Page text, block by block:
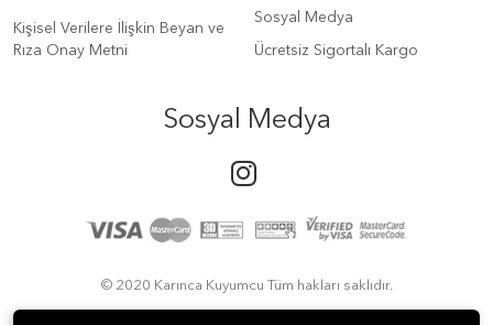
Kişisel Verilere İlişkin Beyan ve
Rıza Onay Metni
Sosyal Medya
Ücretsiz Sigortalı Kargo
Sosyal Medya
© 2020 Karınca Kuyumcu Tüm hakları saklıdır.